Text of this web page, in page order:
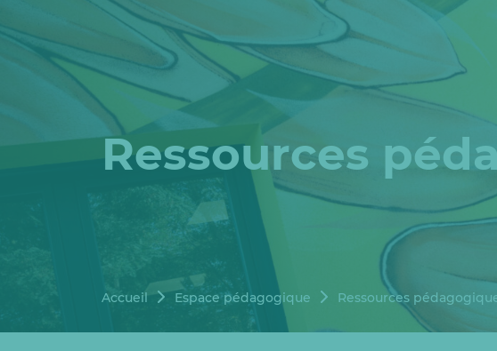
Ressources
Accueil Espace pédagogique Ressources